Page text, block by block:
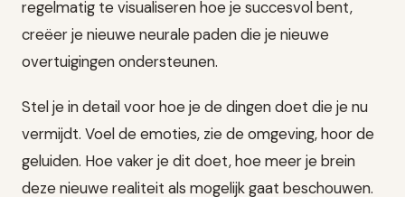
regelmatig te visualiseren hoe je succesvol bent,
creëer je nieuwe neurale paden die je nieuwe
overtuigingen ondersteunen.
Stel je in detail voor hoe je de dingen doet die je nu
vermijdt. Voel de emoties, zie de omgeving, hoor de
geluiden. Hoe vaker je dit doet, hoe meer je brein
deze nieuwe realiteit als mogelijk gaat beschouwen.